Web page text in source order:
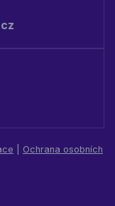
Ochrana osobních